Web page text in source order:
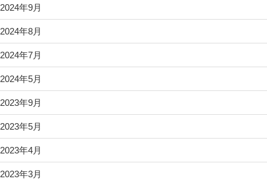
2024年9月
2024年8月
2024年7月
2024年5月
2023年9月
2023年5月
2023年4月
2023年3月